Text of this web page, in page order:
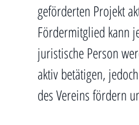
geförderten Projekt
Fördermitglied kann
juristische Person
aktiv betätigen,
des Vereins fördern